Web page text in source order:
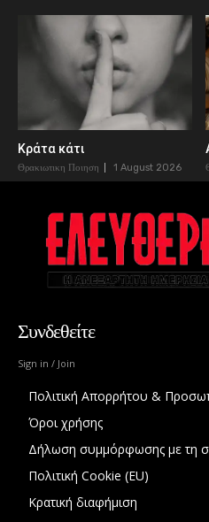
Κράτα κάτι
Θρακιωτικη Ποιηση 1 August 2026
Συνδεθείτε
Sign in / Join
Πολιτική Απορρήτου &
Όροι χρήσης
Δήλωση συμμόρφωσης με τη
Πολιτική Cookie (EU)
Κρατική διαφήμιση